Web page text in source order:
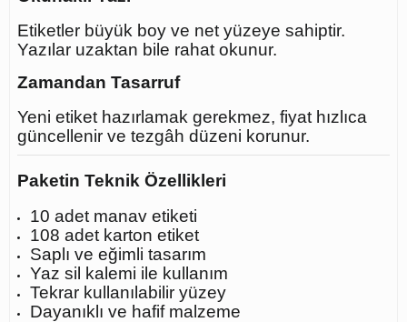
Etiketler büyük boy ve net yüzeye sahiptir.
Yazılar uzaktan bile rahat okunur.
Zamandan Tasarruf
Yeni etiket hazırlamak gerekmez, fiyat hızlıca
güncellenir ve tezgâh düzeni korunur.
Paketin Teknik Özellikleri
10 adet manav etiketi
108 adet karton etiket
Saplı ve eğimli tasarım
Yaz sil kalemi ile kullanım
Tekrar kullanılabilir yüzey
Dayanıklı ve hafif malzeme